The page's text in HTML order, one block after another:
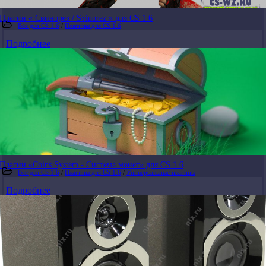
Плагин « Свинорез / Svinorez » для CS 1.6
Все для CS 1.6 / Плагины для CS 1.6
Подробнее
Плагин «Coins System - Система монет» для CS 1.6
Все для CS 1.6 / Плагины для CS 1.6 / Универсальные плагины
Подробнее